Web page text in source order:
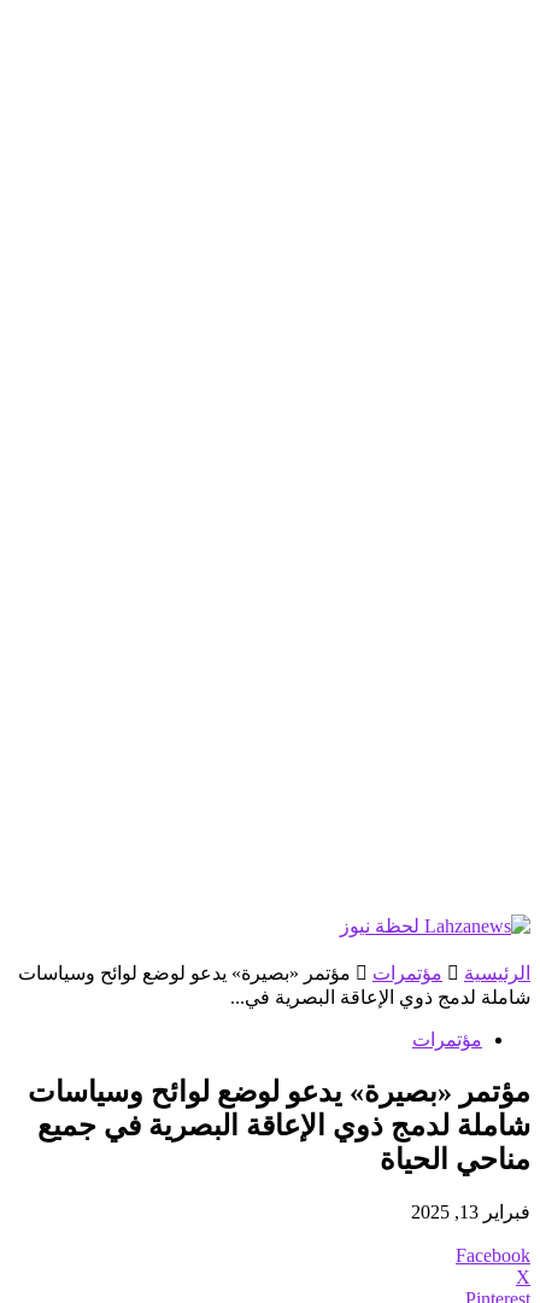
الرئيسية مؤتمرات
مؤتمر «بصيرة» يدعو لوضع لوائح وسياسات
شاملة لدمج ذوي الإعاقة البصرية في...
مؤتمرات
مؤتمر «بصيرة» يدعو لوضع لوائح وسياسات
شاملة لدمج ذوي الإعاقة البصرية في جميع
مناحي الحياة
فبراير 13, 2025
Facebook
X
Pinterest